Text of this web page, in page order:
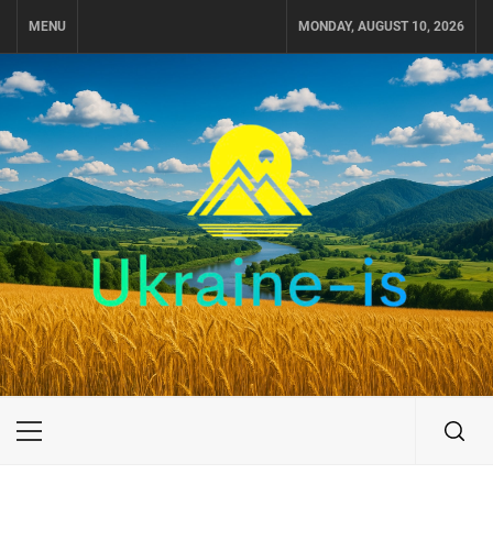
MENU MONDAY, AUGUST 10, 2026
UKRAINE-IS
ПОДОРОЖI ПО УКРАЇНІ
Primary